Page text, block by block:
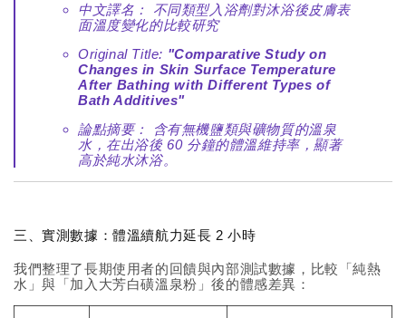
中文譯名：
不同類型入浴劑對沐浴後皮膚表
面溫度變化的比較研究
Original Title: "Comparative Study on
Changes in Skin Surface Temperature
After Bathing with Different Types of
Bath Additives"
論點摘要：
含有無機鹽類與礦物質的溫泉
水，在出浴後 60 分鐘的體溫維持率，顯著
高於純水沐浴。
三、實測數據：體溫續航力延長 2 小時
我們整理了長期使用者的回饋與內部測試數據，比較「純熱
水」與「加入大芳白磺溫泉粉」後的體感差異：